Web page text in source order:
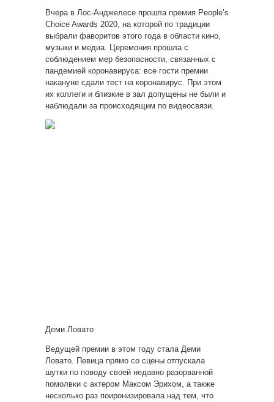
Вчера в Лос-Анджелесе прошла премия People’s
Choice Awards 2020, на которой по традиции
выбрали фаворитов этого года в области кино,
музыки и медиа. Церемония прошла с
соблюдением мер безопасности, связанных с
пандемией коронавируса: все гости премии
накануне сдали тест на коронавирус. При этом
их коллеги и близкие в зал допущены не были и
наблюдали за происходящим по видеосвязи.
Деми Ловато
Ведущей премии в этом году стала Деми
Ловато. Певица прямо со сцены отпускала
шутки по поводу своей недавно разорванной
помолвки с актером Максом Эрихом, а также
несколько раз поиронизировала над тем, что